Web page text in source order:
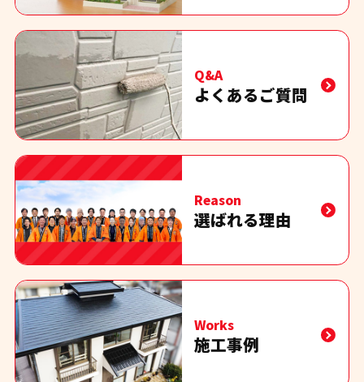
Q&A
よくあるご質問
Reason
選ばれる理由
Works
施工事例